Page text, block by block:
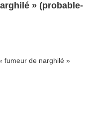
» (probable­